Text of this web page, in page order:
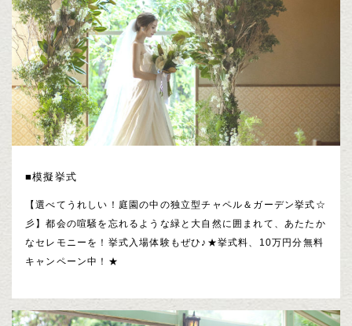
■模擬挙式
【選べてうれしい！庭園の中の独立型チャペル＆ガーデン挙式☆
彡】都会の喧騒を忘れるような緑と大自然に囲まれて、あたたか
なセレモニーを！挙式入場体験もぜひ♪★挙式料、10万円分無料
キャンペーン中！★